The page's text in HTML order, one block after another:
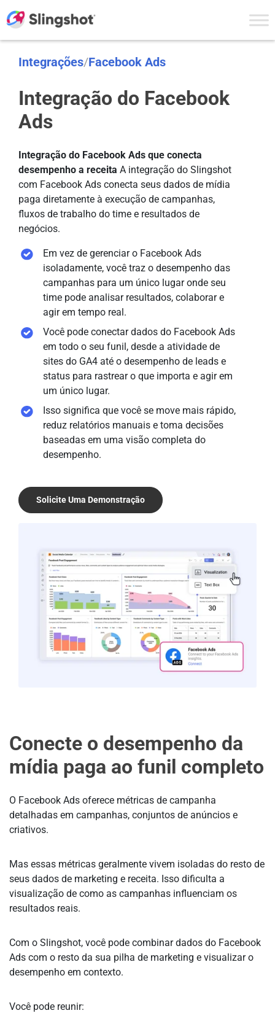
Integrações/Facebook Ads
Integração do Facebook
Ads
Integração do Facebook Ads que conecta
desempenho a receita A integração do Slingshot
com Facebook Ads conecta seus dados de mídia
paga diretamente à execução de campanhas,
fluxos de trabalho do time e resultados de
negócios.
Em vez de gerenciar o Facebook Ads
isoladamente, você traz o desempenho das
campanhas para um único lugar onde seu
time pode analisar resultados, colaborar e
agir em tempo real.
Você pode conectar dados do Facebook Ads
em todo o seu funil, desde a atividade de
sites do GA4 até o desempenho de leads e
status para rastrear o que importa e agir em
um único lugar.
Isso significa que você se move mais rápido,
reduz relatórios manuais e toma decisões
baseadas em uma visão completa do
desempenho.
Solicite Uma Demonstração
Conecte o desempenho da
mídia paga ao funil completo
O Facebook Ads oferece métricas de campanha
detalhadas em campanhas, conjuntos de anúncios e
criativos.
Mas essas métricas geralmente vivem isoladas do resto de
seus dados de marketing e receita. Isso dificulta a
visualização de como as campanhas influenciam os
resultados reais.
Com o Slingshot, você pode combinar dados do Facebook
Ads com o resto da sua pilha de marketing e visualizar o
desempenho em contexto.
Você pode reunir: